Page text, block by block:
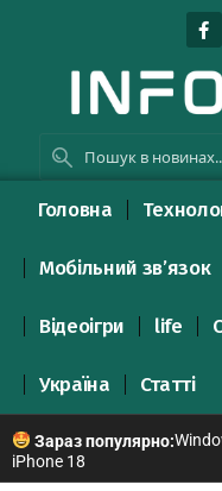
Головна
Мобільний зв’язок
Відеоігри life
Україна Статті
Зараз популярно:
iPhone 18